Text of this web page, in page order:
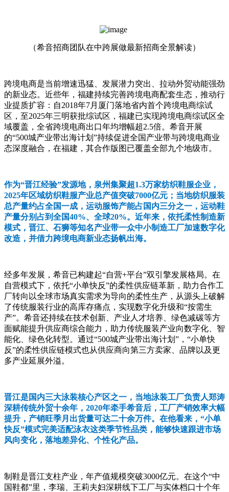
（希音招商团队在中跨展做最新招商全景解读）
跨境电商是当前增速迅猛、发展潜力突出、拉动外贸动能强劲
的新业态。近些年，福建持续完善跨境电商配套生态，推动行
业提质扩容：自2018年7月厦门落地省内首个跨境电商综试
区，至2025年三明获批综试区，福建已实现跨境电商综试区全
域覆盖，全省跨境电商出口年均增幅超2.5倍。希音开展
的“500城产业带出海计划”持续促进全国产业带与跨境电商业
态深度融合，在福建，其合作版图已覆盖全部九个地级市。
作为“晋江经验”发源地，泉州集聚超1.3万家纺织鞋服企业，
2025年区域纺织鞋服产业总产值突破7000亿元；当地纺织服装
总产量约占全国一成，运动服饰产能占国内三分之一，运动鞋
产量分别占到全国40%、全球20%。近年来，依托柔性制造新
模式，晋江、石狮等知名产业带一众中小制造工厂加速数字化
改造，并借力跨境电商新业态扬帆出海。
经多年发展，希音已构建起“自营+平台”双引擎发展格局。在
自营模式下，依托“小单快反”的柔性供应链革新，助力合作工
厂转向以全球市场真实需求为导向的柔性生产，从源头上破解
了传统服装行业的高库存痛点，实现数字化升级和“按需生
产”。希音还持续在技术创新、产业人才培养、绿色减碳等方
面赋能提升供应商综合能力，助力传统服装产业向数字化、智
能化、绿色化转型。通过“500城产业带出海计划”，“小单快
反”的柔性供应链模式也从供应商向第三方卖家、品牌以及更
多产业延展外溢。
晋江是国内三大泳装核心产区之一，当地泳装工厂负责人郑涛
深耕传统外贸十余年，2020年牵手希音后，工厂产销效率大幅
提升，产销旺季月出货量可达二十余万件。在他看来，“小单
快反”模式完美适配泳衣这类季节性品类，能够快速跟进市场
风向变化，落地差异化、个性化产品。
制鞋是晋江支柱产业，年产值规模突破3000亿元。在这个“中
国鞋都”里，李瑞、王莉夫妇深耕线下工厂与实体档口十个年